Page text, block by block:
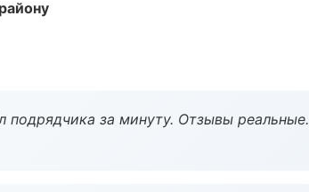
подрядчика за минуту. Отзывы реальные.